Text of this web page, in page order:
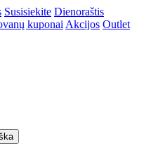
Susisiekite Dienoraštis
kuponai Akcijos Outlet